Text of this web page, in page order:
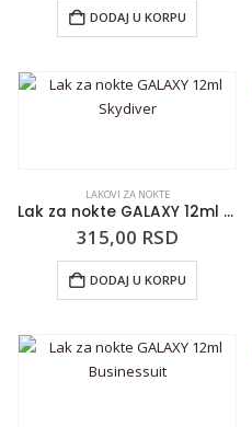
DODAJ U KORPU
LAKOVI ZA NOKTE
Lak za nokte GALAXY 12ml Skydiver
315,00 RSD
DODAJ U KORPU